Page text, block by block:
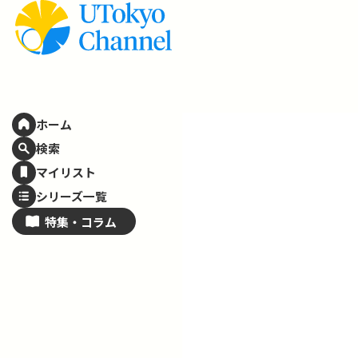
ホーム
検索
マイリスト
シリーズ一覧
特集・ コラム